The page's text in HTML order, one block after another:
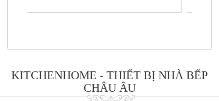
KITCHENHOME - THIẾT BỊ NHÀ BẾP
CHÂU ÂU